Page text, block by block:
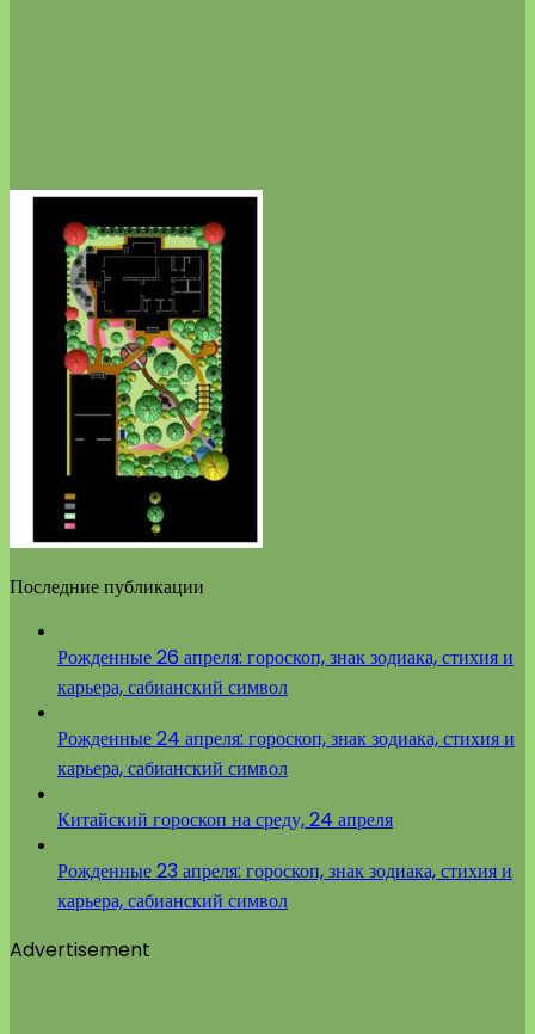
Последние публикации
Рожденные 26 апреля: гороскоп, знак зодиака, стихия и
карьера, сабианский символ
Рожденные 24 апреля: гороскоп, знак зодиака, стихия и
карьера, сабианский символ
Китайский гороскоп на среду, 24 апреля
Рожденные 23 апреля: гороскоп, знак зодиака, стихия и
карьера, сабианский символ
Advertisement